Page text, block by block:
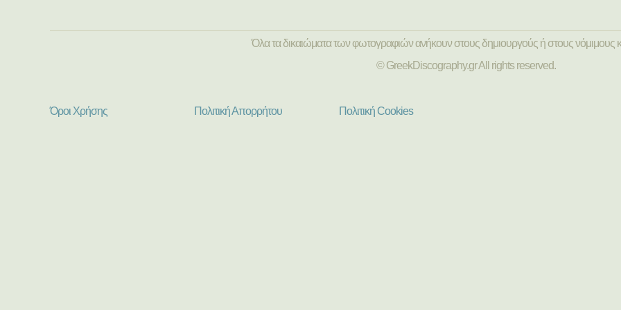
Όλα τα δικαιώματα των φωτογραφιών ανήκουν στους δημιουργούς ή στους νόμιμους
© GreekDiscography.gr All rights reserved.
Όροι Χρήσης Πολιτική Απορρήτου Πολιτική Cookies